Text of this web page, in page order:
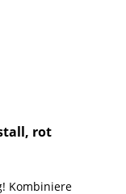
rot
Kombiniere